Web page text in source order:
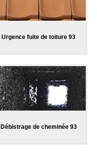
Urgence fuite de toiture 93
Débistrage de cheminée 93